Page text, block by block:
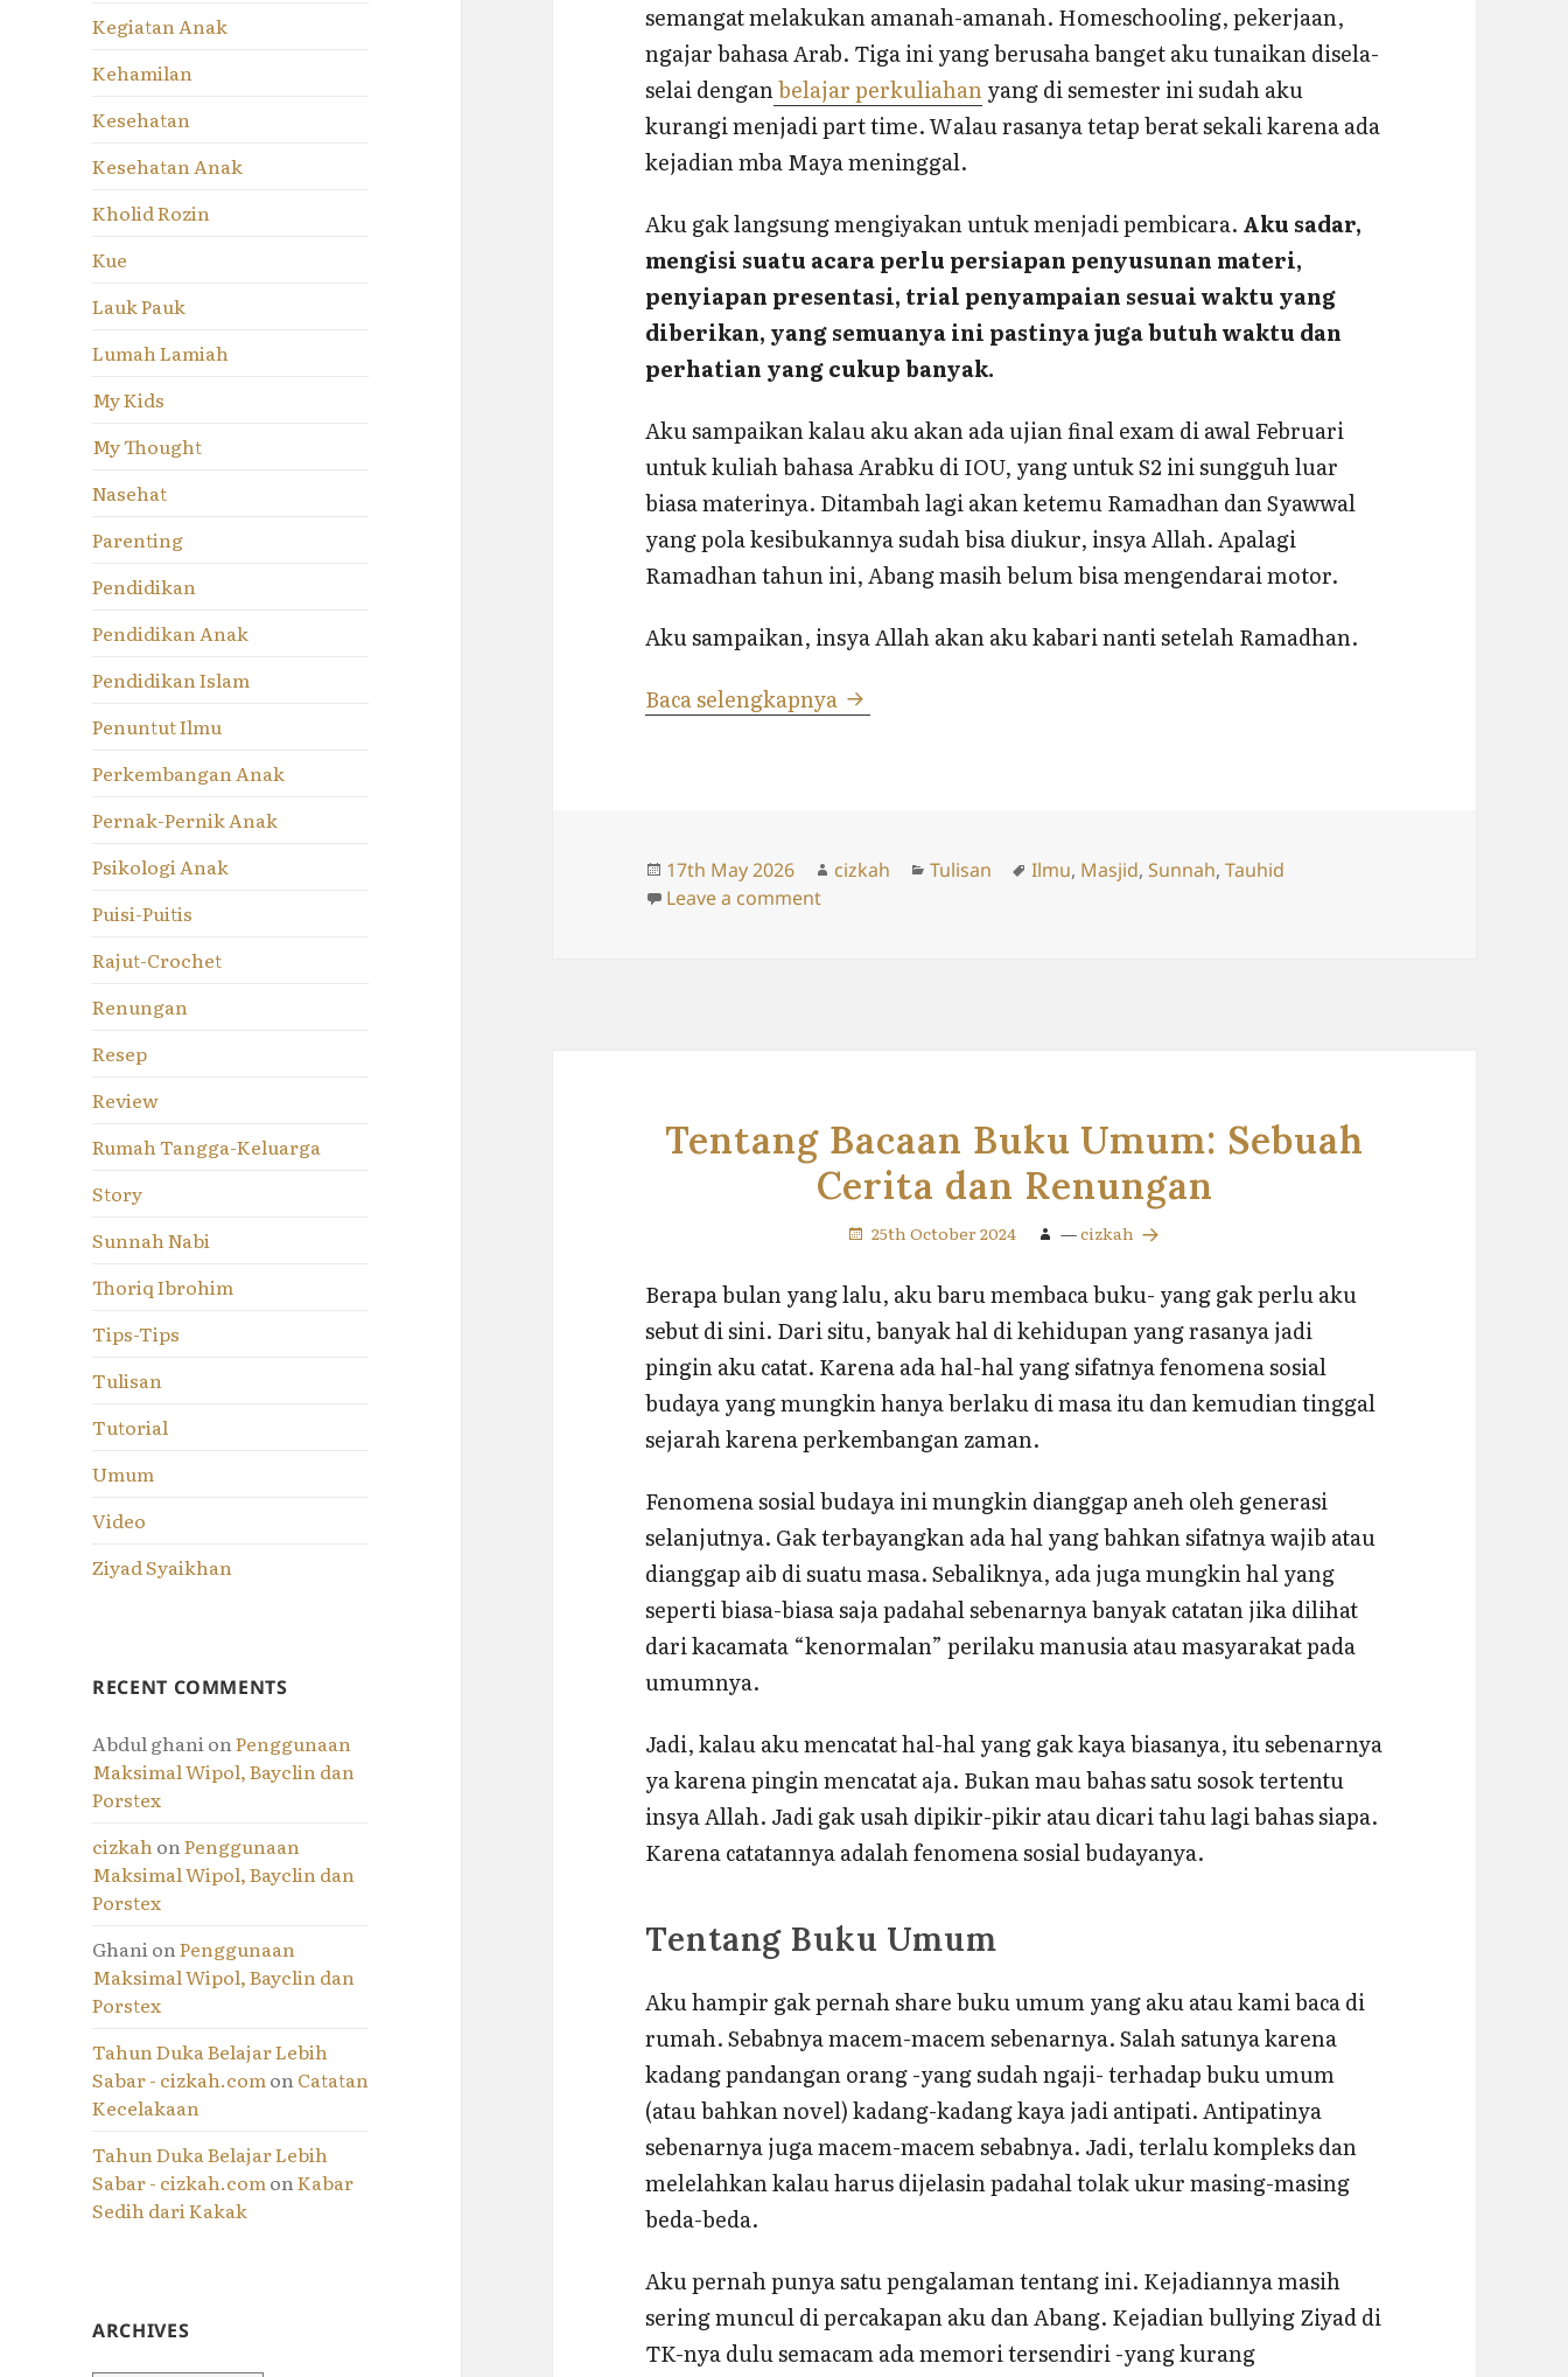
Kegiatan Anak
Kehamilan
Kesehatan
Kesehatan Anak
Kholid Rozin
Kue
Lauk Pauk
Lumah Lamiah
My Kids
My Thought
Nasehat
Parenting
Pendidikan
Pendidikan Anak
Pendidikan Islam
Penuntut Ilmu
Perkembangan Anak
Pernak-Pernik Anak
Psikologi Anak
Puisi-Puitis
Rajut-Crochet
Renungan
Resep
Review
Rumah Tangga-Keluarga
Story
Sunnah Nabi
Thoriq Ibrohim
Tips-Tips
Tulisan
Tutorial
Umum
Video
Ziyad Syaikhan
RECENT COMMENTS
Abdul ghanionPenggunaan
Maksimal Wipol, Bayclin dan
Porstex
cizkahonPenggunaan
Maksimal Wipol, Bayclin dan
Porstex
GhanionPenggunaan
Maksimal Wipol, Bayclin dan
Porstex
Tahun Duka Belajar Lebih
Sabar - cizkah.comonCatatan
Kecelakaan
Tahun Duka Belajar Lebih
Sabar - cizkah.comonKabar
Sedih dari Kakak
ARCHIVES
semangat melakukan amanah-amanah. Homeschooling, pekerjaan,
ngajar bahasa Arab. Tiga ini yang berusaha banget aku tunaikan disela-
selai denganbelajar perkuliahanyang di semester ini sudah aku
kurangi menjadi part time. Walau rasanya tetap berat sekali karena ada
kejadian mba Maya meninggal.
Aku gak langsung mengiyakan untuk menjadi pembicara. Aku sadar,
mengisi suatu acara perlu persiapan penyusunan materi,
penyiapan presentasi, trial penyampaian sesuai waktu yang
diberikan, yang semuanya ini pastinya juga butuh waktu dan
perhatian yang cukup banyak.
Aku sampaikan kalau aku akan ada ujian final exam di awal Februari
untuk kuliah bahasa Arabku di IOU, yang untuk S2 ini sungguh luar
biasa materinya. Ditambah lagi akan ketemu Ramadhan dan Syawwal
yang pola kesibukannya sudah bisa diukur, insya Allah. Apalagi
Ramadhan tahun ini, Abang masih belum bisa mengendarai motor.
Aku sampaikan, insya Allah akan aku kabari nanti setelah Ramadhan.
Baca selengkapnya Cerita di Balik Batalnya Berbagi Offline di Acara di Masjid Suciati
Posted
on
17th May 2026 Author
cizkah Categories
Tulisan Tags
Ilmu, Masjid,Sunnah,Tauhid
Leave a commenton Cerita di Balik Batalnya Berbagi Offline di Acara di Masjid Suciati
Tentang Bacaan Buku Umum: Sebuah
Cerita dan Renungan
25th October 2024 —cizkah
Berapa bulan yang lalu, aku baru membaca buku- yang gak perlu aku
sebut di sini. Dari situ, banyak hal di kehidupan yang rasanya jadi
pingin aku catat. Karena ada hal-hal yang sifatnya fenomena sosial
budaya yang mungkin hanya berlaku di masa itu dan kemudian tinggal
sejarah karena perkembangan zaman.
Fenomena sosial budaya ini mungkin dianggap aneh oleh generasi
selanjutnya. Gak terbayangkan ada hal yang bahkan sifatnya wajib atau
dianggap aib di suatu masa. Sebaliknya, ada juga mungkin hal yang
seperti biasa-biasa saja padahal sebenarnya banyak catatan jika dilihat
dari kacamata “kenormalan” perilaku manusia atau masyarakat pada
umumnya.
Jadi, kalau aku mencatat hal-hal yang gak kaya biasanya, itu sebenarnya
ya karena pingin mencatat aja. Bukan mau bahas satu sosok tertentu
insya Allah. Jadi gak usah dipikir-pikir atau dicari tahu lagi bahas siapa.
Karena catatannya adalah fenomena sosial budayanya.
Tentang Buku Umum
Aku hampir gak pernah share buku umum yang aku atau kami baca di
rumah. Sebabnya macem-macem sebenarnya. Salah satunya karena
kadang pandangan orang -yang sudah ngaji- terhadap buku umum
(atau bahkan novel) kadang-kadang kaya jadi antipati. Antipatinya
sebenarnya juga macem-macem sebabnya. Jadi, terlalu kompleks dan
melelahkan kalau harus dijelasin padahal tolak ukur masing-masing
beda-beda.
Aku pernah punya satu pengalaman tentang ini. Kejadiannya masih
sering muncul di percakapan aku dan Abang. Kejadian bullying Ziyad di
TK-nya dulu semacam ada memori tersendiri -yang kurang